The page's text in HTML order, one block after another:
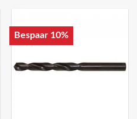
Bespaar 10%